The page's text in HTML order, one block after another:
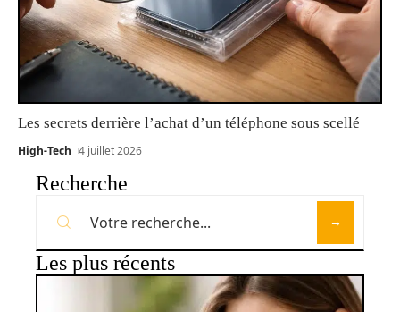
Les secrets derrière l’achat d’un téléphone sous scellé
High-Tech 4 juillet 2026
Recherche
Les plus récents